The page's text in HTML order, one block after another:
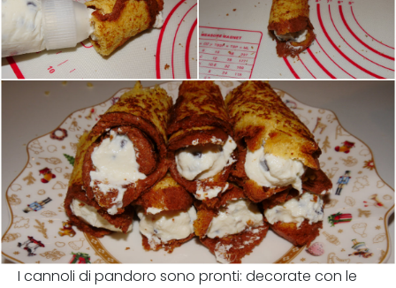
I cannoli di pandoro sono pronti: decorate con le